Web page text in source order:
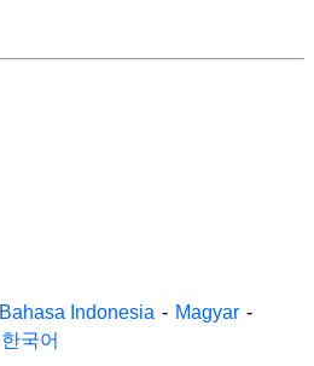
Bahasa Indonesia - Magyar -
한국어